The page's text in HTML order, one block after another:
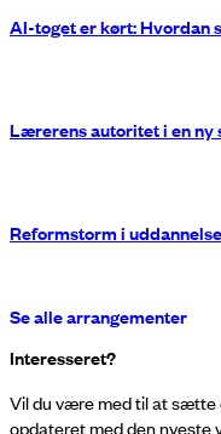
AI-toget er kørt: Hvordan
Lærerens autoritet i en ny
Reformstorm i
Se alle arrangementer
Interesseret?
Vil du være med til at
opdateret med den nyeste